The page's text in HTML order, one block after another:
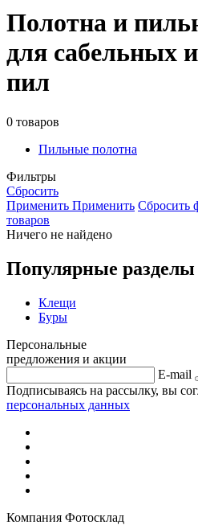
Полотна и
для сабельных
пил
0 товаров
Пильные полотна
Фильтры
Сбросить
Применить Применить Сбросить
товаров
Ничего не найдено
Популярные разделы
Клещи
Буры
Персональные
предложения и акции
E-mail
Подписываясь на рассылку, вы
персональных данных
Компания Фотосклад